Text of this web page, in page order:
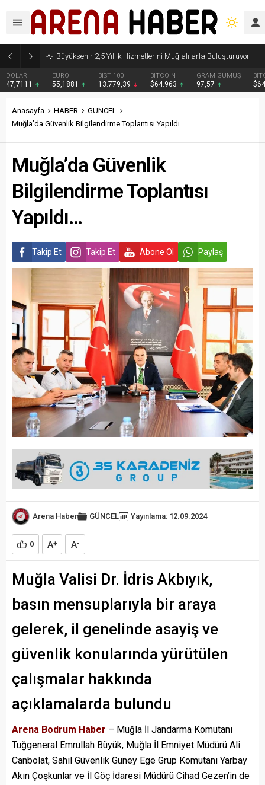
Büyükşehir 2,5 Yıllık Hizmetlerini Muğlalılarla Buluşturuyor
DOLAR
47,7111
EURO
55,1881
BIST 100
13.779,39
BITCOIN
$64.963
GRAM GÜMÜŞ
97,57
Anasayfa HABER
GÜNCEL
Muğla’da Güvenlik Bilgilendirme Toplantısı Yapıldı…
Muğla’da Güvenlik
Bilgilendirme Toplantısı
Yapıldı…
Takip Et Takip Et Abone Ol Paylaş
Arena Haber GÜNCEL Yayınlama: 12.09.2024
0 A+ A-
Muğla Valisi Dr. İdris Akbıyık,
basın mensuplarıyla bir araya
gelerek, il genelinde asayiş ve
güvenlik konularında yürütülen
çalışmalar hakkında
açıklamalarda bulundu
Arena Bodrum Haber – Muğla İl Jandarma Komutanı
Tuğgeneral Emrullah Büyük, Muğla İl Emniyet Müdürü Ali
Canbolat, Sahil Güvenlik Güney Ege Grup Komutanı Yarbay
Akın Çoşkunlar ve İl Göç İdaresi Müdürü Cihad Gezen’in de